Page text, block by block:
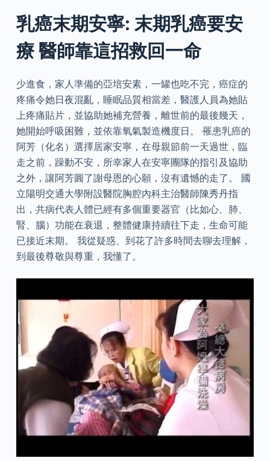
乳癌末期安寧: 末期乳癌要安
療 醫師靠這招救回一命
少進食，家人準備的亞培安素，一罐也吃不完，癌症的
疼痛令她日夜混亂，睡眠品質相當差，醫護人員為她貼
上疼痛貼片，並協助她補充營養，離世前的最後幾天，
她開始呼吸困難，並依靠氧氣製造機度日。 罹患乳癌的
阿芳（化名）選擇居家安寧，在母親節前一天過世，臨
走之前，躁動不安，所幸家人在安寧團隊的指引及協助
之外，讓阿芳圓了謝母恩的心願，沒有遺憾的走了。 國
立陽明交通大學附設醫院胸腔內科主治醫師陳秀丹指
出，共病代表人體已經有多個重要器官（比如心、肺、
腎、腦）功能在衰退，整體健康持續往下走，生命可能
已接近末期。 我從疑惑、到花了許多時間去聊去理解，
到最後尊敬與尊重，我懂了。